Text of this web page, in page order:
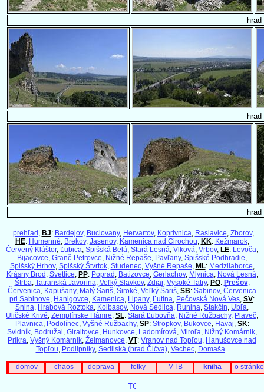
hrad
hrad
hrad
prehľad BJ: Bardejov, Buclovany, Hervartov, Koprivnica Raslavice Zborov,
HE: Humenné Brekov, Jasenov, Kamenica nad Cirochou KK: Kežmarok,
Červený Kláštor, Ľubica Spišská Belá Stará Lesná Vlková Vrbov, LE: Levoča
Bijacovce Granč-Petrovce Nižné Repaše Pavľany, Spišské Podhradie
Spišský Hrhov, Spišský Štvrtok, Studenec, Vyšné Repaše ML: Medzilaborce
Krásny Brod Svetlice PP: Poprad Batizovce Gerlachov, Mlynica Nová Lesná
Štrba Tatranská Javorina Veľký Slavkov, Ždiar, Vysoké Tatry, PO: Prešov,
Červenica Kapušany, Malý Šariš Široké Veľký Šariš SB: Sabinov, Červenica
pri Sabinove Hanigovce Kamenica Lipany, Ľutina Pečovská Nová Ves SV:
Snina Hrabová Roztoka Kolbasov, Nová Sedlica Runina Stakčín Ubľa
Uličské Krivé Zemplínske Hámre SL: Stará Ľubovňa Nižné Ružbachy, Plaveč
Plavnica Podolínec, Vyšné Ružbachy, SP: Stropkov, Bukovce Havaj SK:
Svidník Bodružal Giraltovce Hunkovce Ladomírová Miroľa Nižný Komárnik
Príkra Vyšný Komárnik Želmanovce VT: Vranov nad Topľou Hanušovce nad
Topľou Podlipníky, Sedliská (hrad Čičva), Vechec, Domaša
domov chaos doprava fotky MTB kniha o stránke